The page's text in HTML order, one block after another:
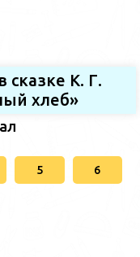
сказке К. Г.
хлеб»
5 6